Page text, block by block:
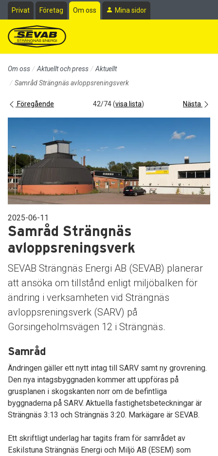
Till sidans huvudinnehåll
Privat Företag Om oss Mina sidor
Om oss Aktuellt och press
Aktuellt
Samråd Strängnäs avloppsreningsverk
Föregående 42/74 (visa lista) Nästa
2025-06-11
Samråd Strängnäs
avloppsreningsverk
SEVAB Strängnäs Energi AB (SEVAB) planerar
att ansöka om tillstånd enligt miljöbalken för
ändring i verksamheten vid Strängnäs
avloppsreningsverk (SARV) på
Gorsingeholmsvägen 12 i Strängnäs.
Samråd
Ändringen gäller ett nytt intag till SARV samt ny grovrening.
Den nya intagsbyggnaden kommer att uppföras på
grusplanen i skogskanten norr om de befintliga
byggnaderna på SARV. Aktuella fastighetsbeteckningar är
Strängnäs 3:13 och Strängnäs 3:20. Markägare är SEVAB.
Ett skriftligt underlag har tagits fram för samrådet av
Eskilstuna Strängnäs Energi och Miljö AB (ESEM) som